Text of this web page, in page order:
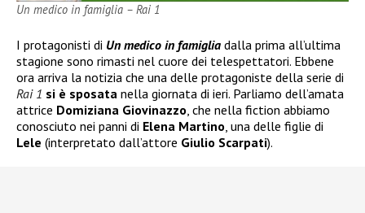
Un medico in famiglia – Rai 1
I protagonisti di Un medico in famiglia dalla prima all’ultima
stagione sono rimasti nel cuore dei telespettatori. Ebbene
ora arriva la notizia che una delle protagoniste della serie di
Rai 1 si è sposata nella giornata di ieri. Parliamo dell’amata
attrice Domiziana Giovinazzo , che nella fiction abbiamo
conosciuto nei panni di Elena Martino , una delle figlie di
Lele (interpretato dall’attore Giulio Scarpati).